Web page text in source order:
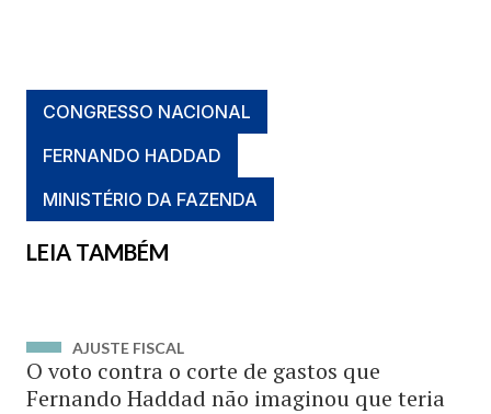
CONGRESSO NACIONAL
FERNANDO HADDAD
MINISTÉRIO DA FAZENDA
LEIA TAMBÉM
AJUSTE FISCAL
O voto contra o corte de gastos que
Fernando Haddad não imaginou que teria